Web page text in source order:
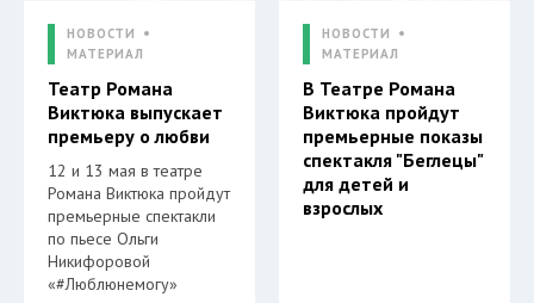
НОВОСТИ
МАТЕРИАЛ
Театр Романа
Виктюка выпускает
премьеру о любви
12 и 13 мая в театре
Романа Виктюка пройдут
премьерные спектакли
по пьесе Ольги
Никифоровой
«#Люблюнемогу»
НОВОСТИ
МАТЕРИАЛ
В Театре Романа
Виктюка пройдут
премьерные показы
спектакля "Беглецы"
для детей и
взрослых